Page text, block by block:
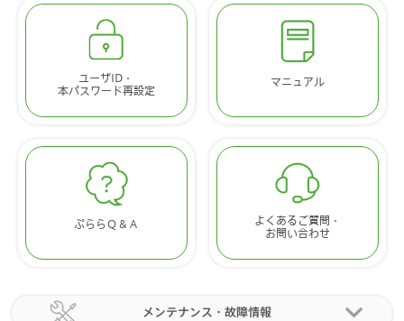
ユーザID・
本パスワード再設定
マニュアル
ぷららＱ＆Ａ
よくあるご質問・
お問い合わせ
メンテナンス・故障情報